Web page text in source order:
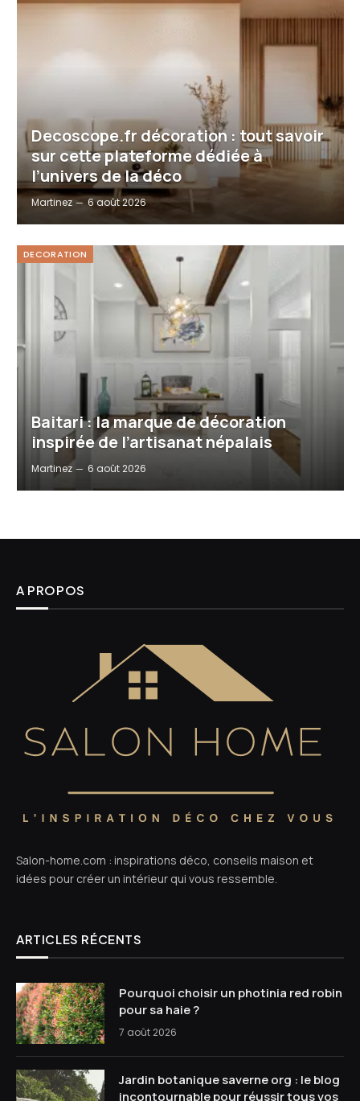
Decoscope.fr décoration : tout savoir
sur cette plateforme dédiée à
l’univers de la déco
Martinez 6 août 2026
DECORATION
Baitari : la marque de décoration
inspirée de l’artisanat népalais
Martinez 6 août 2026
A PROPOS
Salon-home.com : inspirations déco, conseils maison et
idées pour créer un intérieur qui vous ressemble.
ARTICLES RÉCENTS
Pourquoi choisir un photinia red robin
pour sa haie ?
7 août 2026
Jardin botanique saverne org : le blog
incontournable pour réussir tous vos